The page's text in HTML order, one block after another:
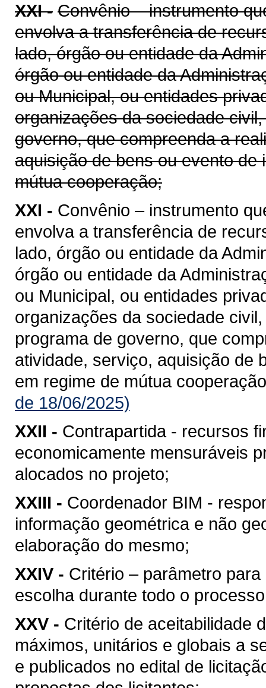
XXI - Convênio – instrumento
envolva a transferência de
lado, órgão ou entidade da
órgão ou entidade da
ou Municipal, ou entidades
organizações da sociedade
governo, que compreenda a
aquisição de bens ou evento
mútua cooperação;
XXI - Convênio – instrumento
envolva a transferência de
lado, órgão ou entidade da
órgão ou entidade da
ou Municipal, ou entidades
organizações da sociedade
programa de governo, que
atividade, serviço, aquisição de
em regime de mútua
de 18/06/2025)
XXII - Contrapartida - recursos
economicamente mensuráveis
alocados no projeto;
XXIII - Coordenador BIM -
informação geométrica e não
elaboração do mesmo;
XXIV - Critério – parâmetro
escolha durante todo o
XXV - Critério de aceitabilidade
máximos, unitários e globais a
e publicados no edital de